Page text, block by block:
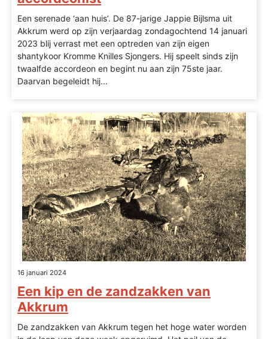
Een serenade ‘aan huis’. De 87-jarige Jappie Bijlsma uit
Akkrum werd op zijn verjaardag zondagochtend 14 januari
2023 blij verrast met een optreden van zijn eigen
shantykoor Kromme Knilles Sjongers. Hij speelt sinds zijn
twaalfde accordeon en begint nu aan zijn 75ste jaar.
Daarvan begeleidt hij...
16 januari 2024
Een kip en de zandzakken van
Akkrum
De zandzakken van Akkrum tegen het hoge water worden